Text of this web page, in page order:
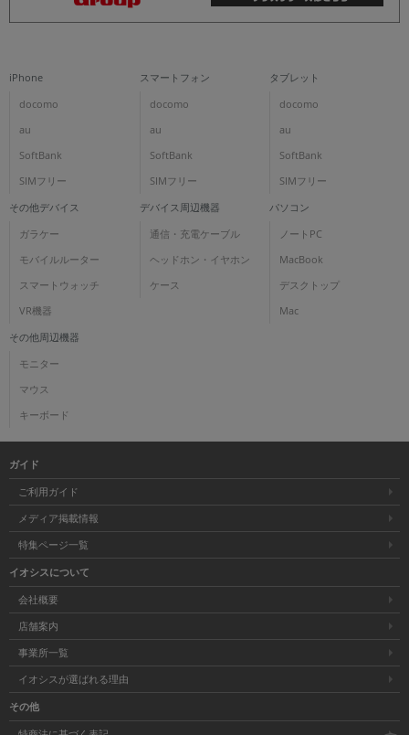
iPhone
docomo
au
SoftBank
SIMフリー
スマートフォン
docomo
au
SoftBank
SIMフリー
タブレット
docomo
au
SoftBank
SIMフリー
その他デバイス
ガラケー
モバイルルーター
スマートウォッチ
VR機器
デバイス周辺機器
通信・充電ケーブル
ヘッドホン・イヤホン
ケース
パソコン
ノートPC
MacBook
デスクトップ
Mac
その他周辺機器
モニター
マウス
キーボード
ガイド
ご利用ガイド
メディア掲載情報
特集ページ一覧
イオシスについて
会社概要
店舗案内
事業所一覧
イオシスが選ばれる理由
その他